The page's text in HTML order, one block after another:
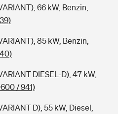
66 kW, Benzin,
85 kW, Benzin,
DIESEL-D), 47 kW,
/ 941)
D), 55 kW, Diesel,